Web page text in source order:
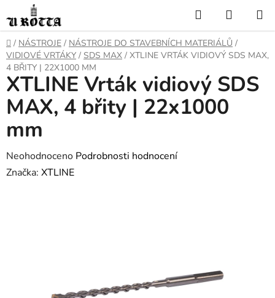
na
obsah
Hledat
KOŠÍK
DOMŮ
/ NÁSTROJE / NÁSTROJE DO STAVEBNÍCH MATERIÁLŮ /
VIDIOVÉ VRTÁKY / SDS MAX / XTLINE VRTÁK VIDIOVÝ SDS MAX,
4 BŘITY | 22X1000 MM
XTLINE Vrták vidiový SDS
MAX, 4 břity | 22x1000
mm
Průměrné
hodnocení
Neohodnoceno Podrobnosti hodnocení
Značka: XTLINE